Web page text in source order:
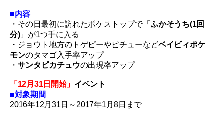
■内容
・その日最初に訪れたポケストップで「 ふかそうち(1回
分) 」が1つ手に入る
・ジョウト地方のトゲピーやピチューなどベイビィポケ
モンのタマゴ入手率アップ
・ サンタピカチュウの出現率アップ
「12月31日開始」 イベント
■対象期間
2016年12月31日～2017年1月8日まで